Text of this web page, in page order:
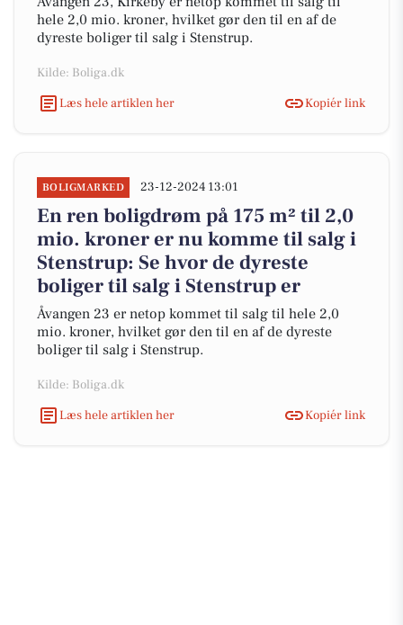
hele 2,0 mio. kroner, hvilket gør den til en af de
dyreste boliger til salg i Stenstrup.
Kilde: Boliga.dk
Læs hele artiklen her
Kopiér link
BOLIGMARKED 23-12-2024 13:01
En ren boligdrøm på 175 m² til 2,0
mio. kroner er nu komme til salg i
Stenstrup: Se hvor de dyreste
boliger til salg i Stenstrup er
Åvangen 23 er netop kommet til salg til hele 2,0
mio. kroner, hvilket gør den til en af de dyreste
boliger til salg i Stenstrup.
Kilde: Boliga.dk
Læs hele artiklen her
Kopiér link